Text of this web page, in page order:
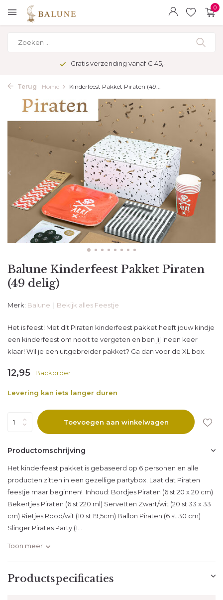
0
Gratis verzending vanaf € 45,-
Terug Home Kinderfeest Pakket Piraten (49...
Balune Kinderfeest Pakket Piraten
(49 delig)
Merk: Balune Bekijk alles Feestje
Het is feest! Met dit Piraten kinderfeest pakket heeft jouw kindje
een kinderfeest om nooit te vergeten en ben jij ineen keer
klaar! Wil je een uitgebreider pakket? Ga dan voor de XL box.
12,95 Backorder
Levering kan iets langer duren
Toevoegen aan winkelwagen
Productomschrijving
Het kinderfeest pakket is gebaseerd op 6 personen en alle
producten zitten in een gezellige partybox. Laat dat Piraten
feestje maar beginnen! Inhoud: Bordjes Piraten (6 st 20 x 20 cm)
Bekertjes Piraten (6 st 220 ml) Servetten Zwart/wit (20 st 33 x 33
cm) Rietjes Rood/wit (10 st 19,5cm) Ballon Piraten (6 st 30 cm)
Slinger Pirates Party (1...
Toon meer
Productspecificaties